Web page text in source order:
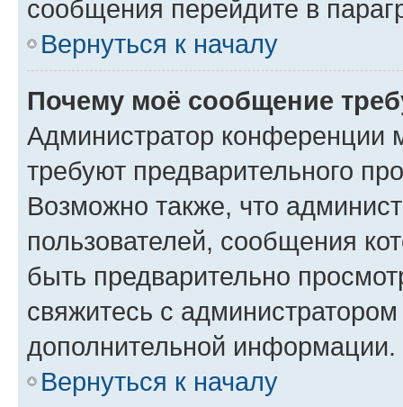
сообщения перейдите в
Вернуться к началу
Почему моё сообщение
Администратор конференции
требуют предварительного
Возможно также, что
пользователей, сообщения
быть предварительно
свяжитесь с
дополнительной информации.
Вернуться к началу